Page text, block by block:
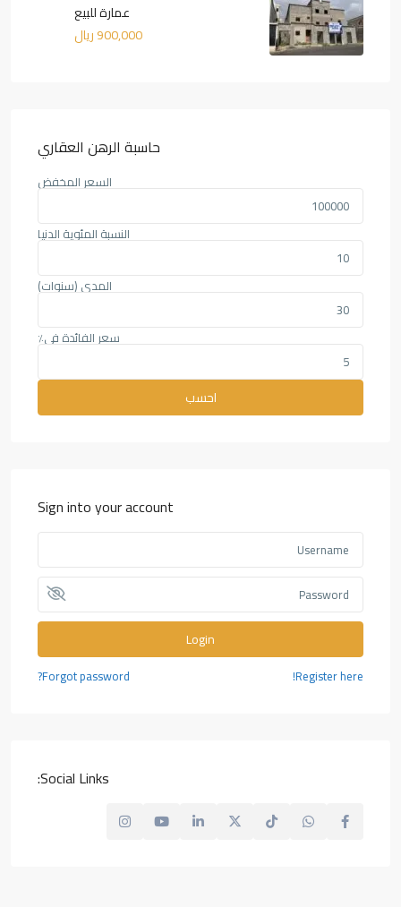
عمارة للبيع
900,000 ريال
حاسبة الرهن العقاري
السعر المخفض
النسبة المئوية الدنيا
المدى (سنوات)
سعر الفائدة في٪
احسب
Sign into your account
Login
Register here!
Forgot password?
Social Links: